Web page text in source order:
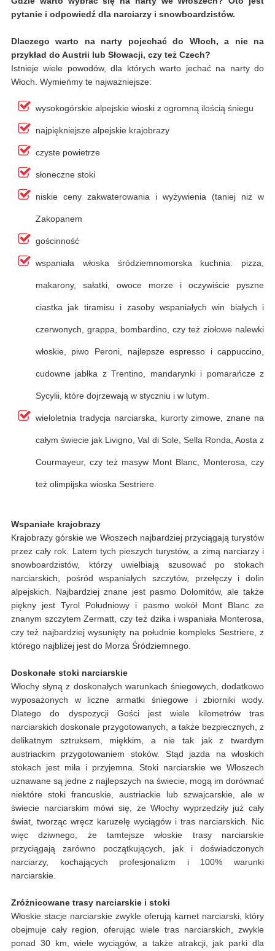
pytanie i odpowiedź dla narciarzy i snowboardzistów.
Dlaczego warto na narty pojechać do Włoch, a nie na
przykład do Austrii lub Słowacji, czy też Czech?
Istnieje wiele powodów, dla których warto jechać na narty do
Włoch. Wymieńmy te najważniejsze:
wysokogórskie alpejskie wioski z ogromną ilością śniegu
najpiękniejsze alpejskie krajobrazy
czyste powietrze
słoneczne stoki
niskie ceny zakwaterowania i wyżywienia (taniej niż w
Zakopanem
gościnność
wspaniała włoska śródziemnomorska kuchnia: pizza,
makarony, sałatki, owoce morze i oczywiście pyszne
ciastka jak tiramisu i zasoby wspaniałych win białych i
czerwonych, grappa, bombardino, czy też ziołowe nalewki
włoskie, piwo Peroni, najlepsze espresso i cappuccino,
cudowne jabłka z Trentino, mandarynki i pomarańcze z
Sycylii, które dojrzewają w styczniu i w lutym.
wieloletnia tradycja narciarska, kurorty zimowe, znane na
całym świecie jak Livigno, Val di Sole, Sella Ronda, Aosta z
Courmayeur, czy też masyw Mont Blanc, Monterosa, czy
też olimpijska wioska Sestriere.
Wspaniałe krajobrazy
Krajobrazy górskie we Włoszech najbardziej przyciągają turystów
przez cały rok. Latem tych pieszych turystów, a zimą narciarzy i
snowboardzistów, którzy uwielbiają szusować po stokach
narciarskich, pośród wspaniałych szczytów, przełęczy i dolin
alpejskich. Najbardziej znane jest pasmo Dolomitów, ale także
piękny jest Tyrol Południowy i pasmo wokół Mont Blanc ze
znanym szczytem Zermatt, czy też dzika i wspaniała Monterosa,
czy też najbardziej wysunięty na południe kompleks Sestriere, z
którego najbliżej jest do Morza Śródziemnego.
Doskonałe stoki narciarskie
Włochy słyną z doskonałych warunkach śniegowych, dodatkowo
wyposażonych w liczne armatki śniegowe i zbiorniki wody.
Dlatego do dyspozycji Gości jest wiele kilometrów tras
narciarskich doskonale przygotowanych, a także bezpiecznych, z
delikatnym sztruksem, miękkim, a nie tak jak z twardym
austriackim przygotowaniem stoków. Stąd jazda na włoskich
stokach jest miła i przyjemna. Stoki narciarskie we Włoszech
uznawane są jedne z najlepszych na świecie, mogą im dorównać
niektóre stoki francuskie, austriackie lub szwajcarskie, ale w
świecie narciarskim mówi się, że Włochy wyprzedziły już cały
świat, tworząc wręcz karuzelę wyciągów i tras narciarskich. Nic
więc dziwnego, że tamtejsze włoskie trasy narciarskie
przyciągają zarówno początkujących, jak i doświadczonych
narciarzy, kochających profesjonalizm i 100% warunki
narciarskie.
Zróżnicowane trasy narciarskie i stoki
Włoskie stacje narciarskie zwykle oferują karnet narciarski, który
obejmuje cały region, oferując wiele tras narciarskich, zwykle
ponad 30 km, wiele wyciągów, a także atrakcji, jak parki dla